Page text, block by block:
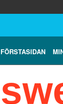
FÖRSTASIDAN